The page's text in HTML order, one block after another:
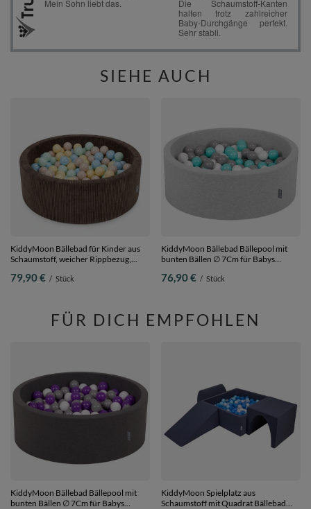
SIEHE AUCH
KiddyMoon Bällebad für Kinder aus
Schaumstoff, weicher Rippbezug,
Braun:
79,90 € / Stück
KiddyMoon Bällebad Bällepool mit
bunten Bällen ∅ 7Cm für Babys
hellgrau:weiß/grau/helltürkis, 90 x 30
76,90 € / Stück
FÜR DICH EMPFOHLEN
KiddyMoon Bällebad Bällepool mit
bunten Bällen ∅ 7Cm für Babys
KiddyMoon Spielplatz aus
Schaumstoff mit Quadrat Bällebad